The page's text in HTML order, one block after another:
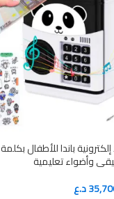
باندا للأطفال بكلمة
وأضواء تعليمية
د.ع